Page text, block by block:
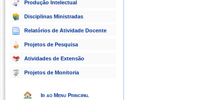
Produção Intelectual
Disciplinas Ministradas
Relatórios de Atividade Docente
Projetos de Pesquisa
Atividades de Extensão
Projetos de Monitoria
Ir ao Menu Principal